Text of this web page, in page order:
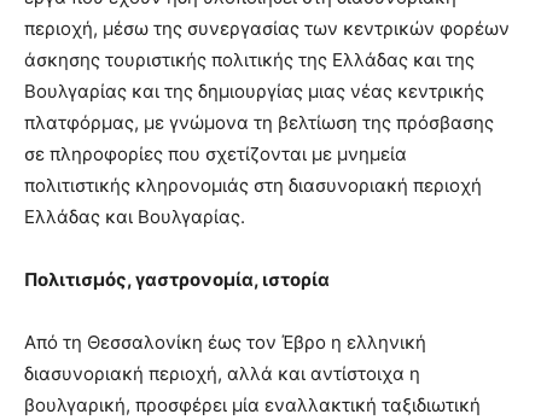
περιοχή, μέσω της συνεργασίας των κεντρικών φορέων
άσκησης τουριστικής πολιτικής της Ελλάδας και της
Βουλγαρίας και της δημιουργίας μιας νέας κεντρικής
πλατφόρμας, με γνώμονα τη βελτίωση της πρόσβασης
σε πληροφορίες που σχετίζονται με μνημεία
πολιτιστικής κληρονομιάς στη διασυνοριακή περιοχή
Ελλάδας και Βουλγαρίας.
Πολιτισμός, γαστρονομία, ιστορία
Από τη Θεσσαλονίκη έως τον Έβρο η ελληνική
διασυνοριακή περιοχή, αλλά και αντίστοιχα η
βουλγαρική, προσφέρει μία εναλλακτική ταξιδιωτική